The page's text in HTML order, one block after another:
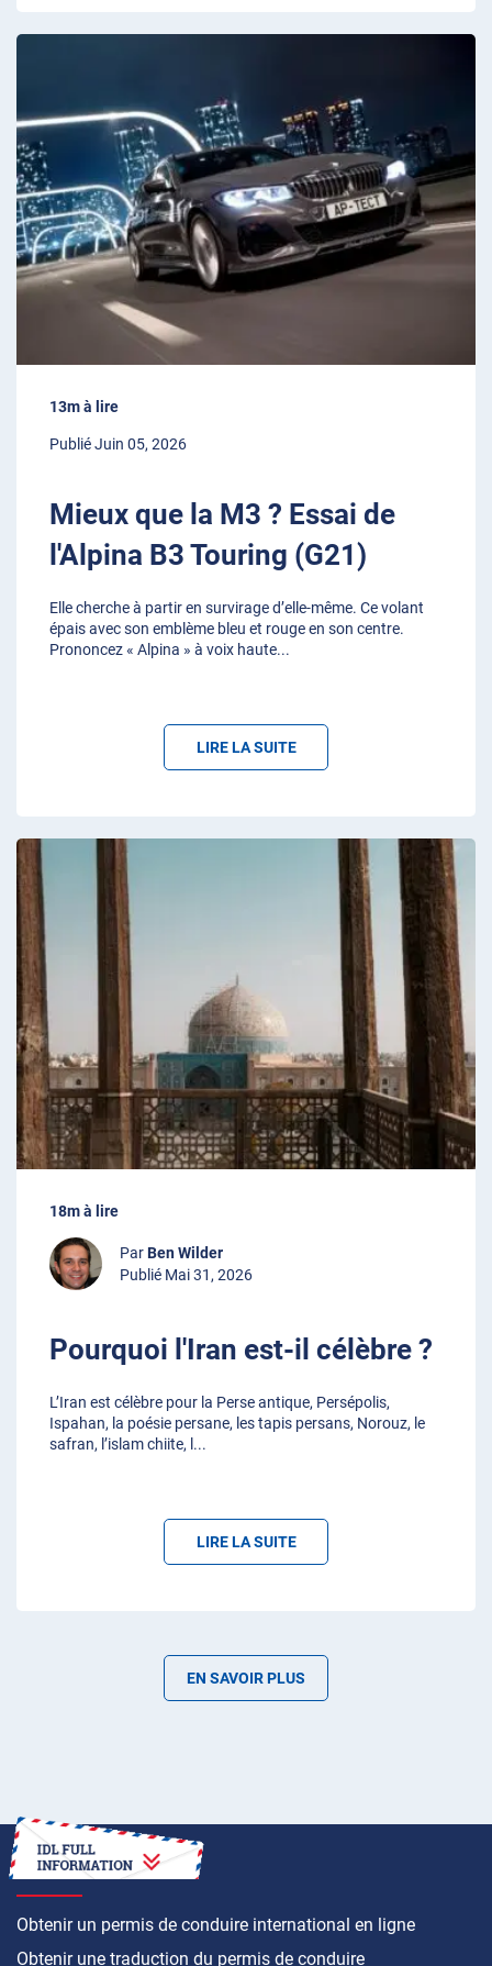
13m à lire
Publié Juin 05, 2026
Mieux que la M3 ? Essai de
l'Alpina B3 Touring (G21)
Elle cherche à partir en survirage d’elle-même. Ce volant
épais avec son emblème bleu et rouge en son centre.
Prononcez « Alpina » à voix haute...
LIRE LA SUITE
18m à lire
ParBen Wilder
Publié Mai 31, 2026
Pourquoi l'Iran est-il célèbre ?
L’Iran est célèbre pour la Perse antique, Persépolis,
Ispahan, la poésie persane, les tapis persans, Norouz, le
safran, l’islam chiite, l ...
LIRE LA SUITE
EN SAVOIR PLUS
COMMENT FAIRE
Obtenir un permis de conduire international en ligne
Obtenir une traduction du permis de conduire